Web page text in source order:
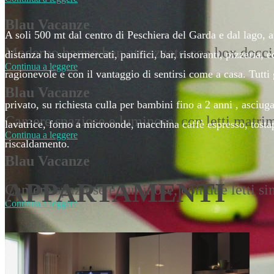
Blau Vacanze
Moderno bagno ben attrezzato con box
Continua a leggere
Blau Vacanze
Camere spaziose e luminose, con letti
Continua a leggere
Blau Vacanze
Camere spaziose e luminose, con due letti
Continua a leggere
A soli 500 mt dal centro di Peschiera del Garda e dal
distanza ha supermercati, panifici, bar, ristoranti, pizzeria,
ragionevole e con il vantaggio di sentirsi come a casa.
privato, su richiesta culla per bambini fino a 2 anni ,
lavatrice, forno a microonde, macchina caffè espresso,
riscaldamento.
APPARTAMENTI